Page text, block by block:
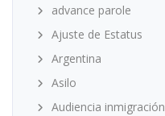
advance parole
Ajuste de Estatus
Argentina
Asilo
Audiencia inmigración